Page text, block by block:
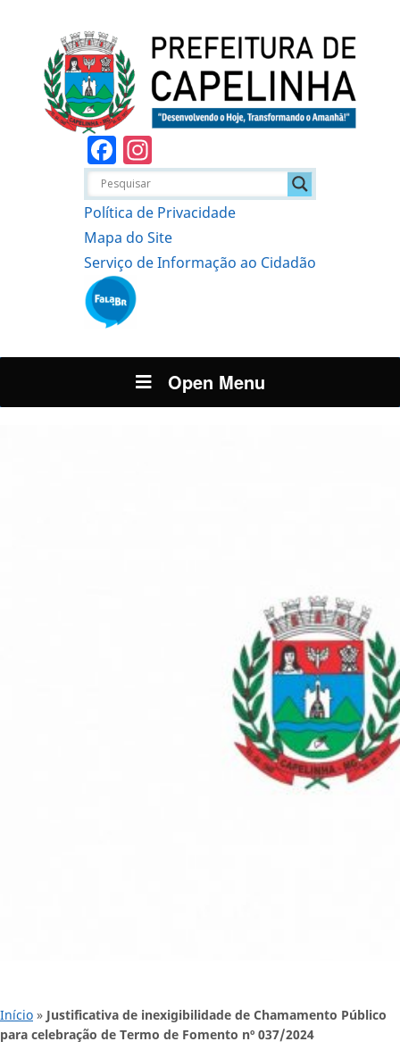
Facebook
Política de Privacidade
Mapa do Site
Serviço de Informação ao Cidadão
Open Menu
Início » Justificativa de inexigibilidade de Chamamento Público
para celebração de Termo de Fomento nº 037/2024